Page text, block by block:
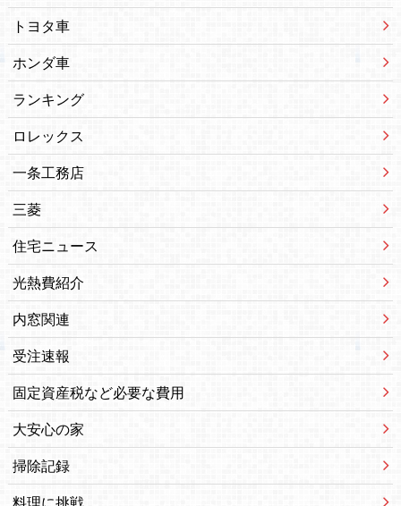
トヨタ車
ホンダ車
ランキング
ロレックス
一条工務店
三菱
住宅ニュース
光熱費紹介
内窓関連
受注速報
固定資産税など必要な費用
大安心の家
掃除記録
料理に挑戦